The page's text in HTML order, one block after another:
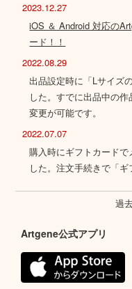
2023.12.27
iOS ＆ Android 対応の
ード！！
2022.08.29
出品設定時に「Lサイズ
した。すでに出品中の
変更が可能です。
2022.07.07
購入時にギフトカード
した。注文手続きで「ギ
過
Artgene公式アプリ